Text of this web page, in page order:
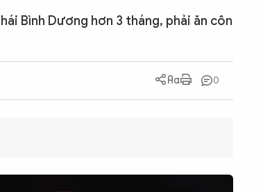
Bình Dương hơn 3 tháng, phải ăn côn
0